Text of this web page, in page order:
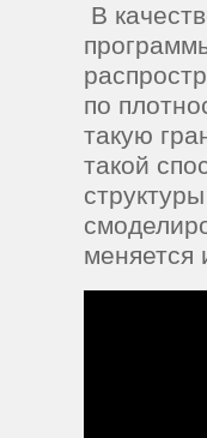
В
по
такую
такой
меняется